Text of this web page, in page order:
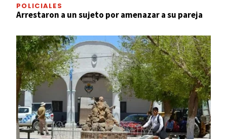
POLICIALES
Arrestaron a un sujeto por amenazar a su pareja